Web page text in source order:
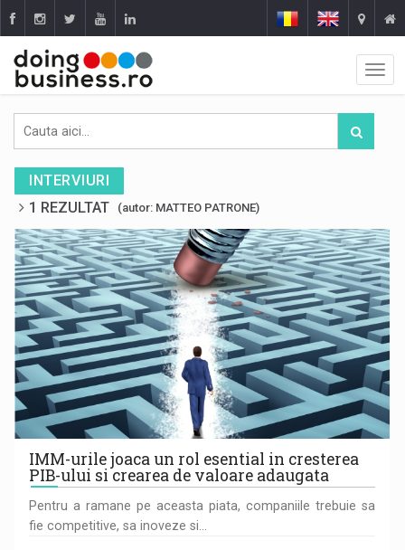
INTERVIURI
1 REZULTAT
(autor: MATTEO PATRONE)
IMM-urile joaca un rol esential in cresterea
PIB-ului si crearea de valoare adaugata
Pentru a ramane pe aceasta piata, companiile trebuie sa
fie competitive, sa inoveze si…